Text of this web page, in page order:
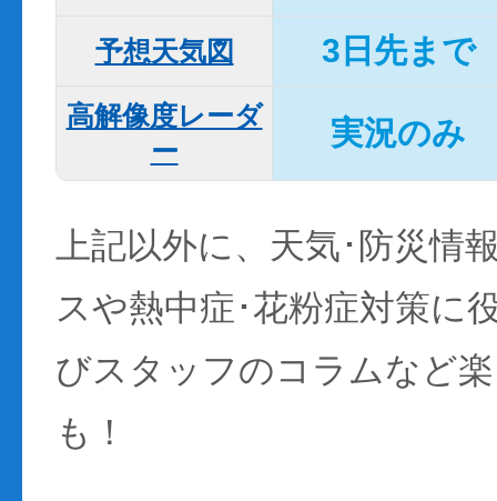
予想天気図 3日先まで
高解像度レーダ
ー
実況のみ
上記以外に、天気･防災情
スや熱中症･花粉症対策に
びスタッフのコラムなど
も！